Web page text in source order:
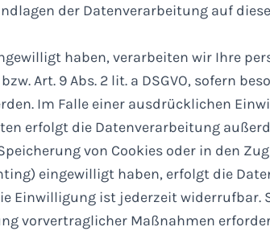
der Datenverarbeitung auf
haben, verarbeiten wir Ihre
Art. 9 Abs. 2 lit. a DSGVO, sofern
Im Falle einer ausdrücklichen
erfolgt die Datenverarbeitung
Speicherung von Cookies oder in den
eingewilligt haben, erfolgt die
Einwilligung ist jederzeit widerrufbar.
vorvertraglicher Maßnahmen